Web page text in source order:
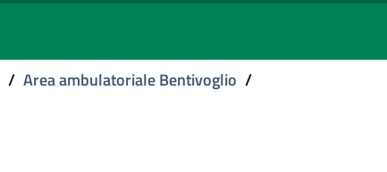
/ Area ambulatoriale Bentivoglio /